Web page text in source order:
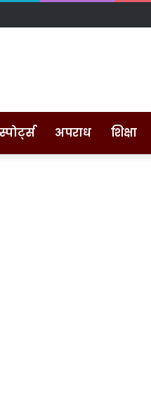
स्पोर्ट्स अपराध शिक्षा